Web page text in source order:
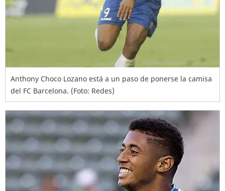
Anthony Choco Lozano está a un paso de ponerse la camisa
del FC Barcelona. (Foto: Redes)